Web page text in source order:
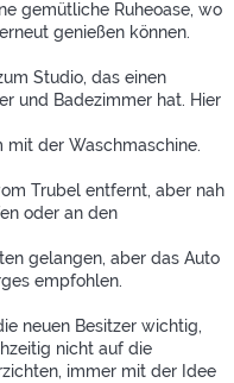
gemütliche Ruheoase, wo
genießen können.
Studio, das einen
und Badezimmer hat. Hier
mit der Waschmaschine.
Trubel entfernt, aber nah
oder an den
gelangen, aber das Auto
empfohlen.
neuen Besitzer wichtig,
nicht auf die
immer mit der Idee